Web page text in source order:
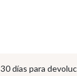
30 días para